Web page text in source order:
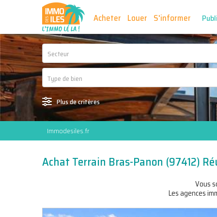
Acheter Louer S'informer
Secteur
Plus de critères
Immodesiles.fr
Achat Terrain Bras-Panon (97412)
Vous
Les agences